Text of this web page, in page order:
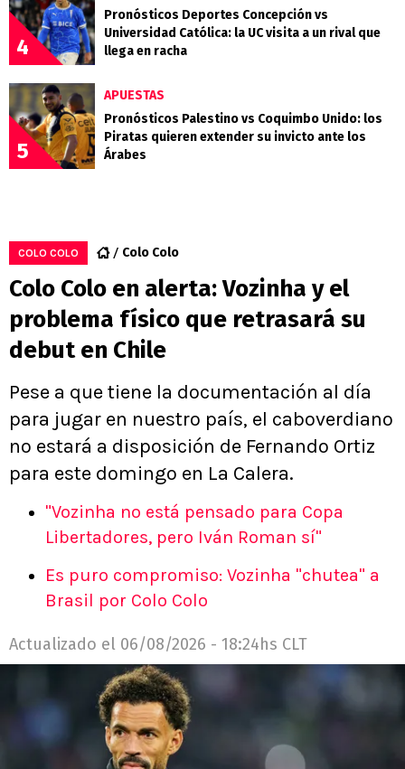
4
Pronósticos Deportes Concepción vs
Universidad Católica: la UC visita a un rival que
llega en racha
5
APUESTAS
Pronósticos Palestino vs Coquimbo Unido: los
Piratas quieren extender su invicto ante los
Árabes
COLO COLO Colo Colo
Colo Colo en alerta: Vozinha y el
problema físico que retrasará su
debut en Chile
Pese a que tiene la documentación al día
para jugar en nuestro país, el caboverdiano
no estará a disposición de Fernando Ortiz
para este domingo en La Calera.
"Vozinha no está pensado para Copa
Libertadores, pero Iván Roman sí"
Es puro compromiso: Vozinha "chutea" a
Brasil por Colo Colo
Actualizado el 06/08/2026 - 18:24hs CLT